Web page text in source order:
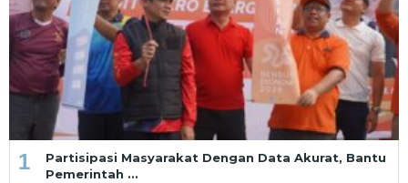
1
Partisipasi Masyarakat Dengan Data Akurat, Bantu
Pemerintah …